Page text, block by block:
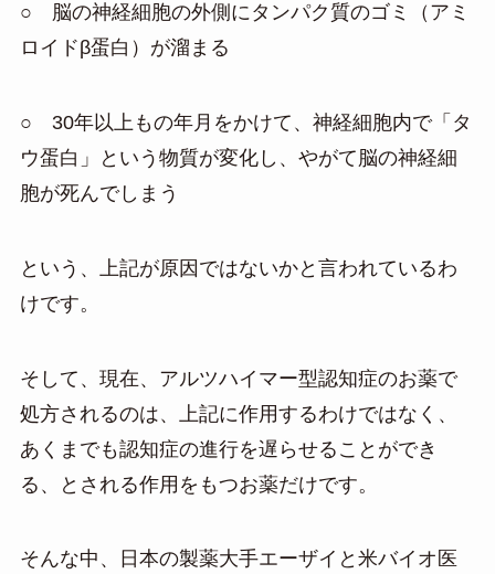
○ 脳の神経細胞の外側にタンパク質のゴミ（アミ
ロイドβ蛋白）が溜まる
○ 30年以上もの年月をかけて、神経細胞内で「タ
ウ蛋白」という物質が変化し、やがて脳の神経細
胞が死んでしまう
という、上記が原因ではないかと言われているわ
けです。
そして、現在、アルツハイマー型認知症のお薬で
処方されるのは、上記に作用するわけではなく、
あくまでも認知症の進行を遅らせることができ
る、とされる作用をもつお薬だけです。
そんな中、日本の製薬大手エーザイと米バイオ医